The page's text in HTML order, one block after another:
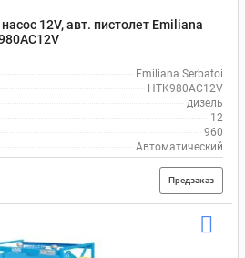
12V, авт. пистолет Emiliana
Emiliana Serbatoi
HTK980AC12V
дизель
12
960
Автоматический
Предзаказ